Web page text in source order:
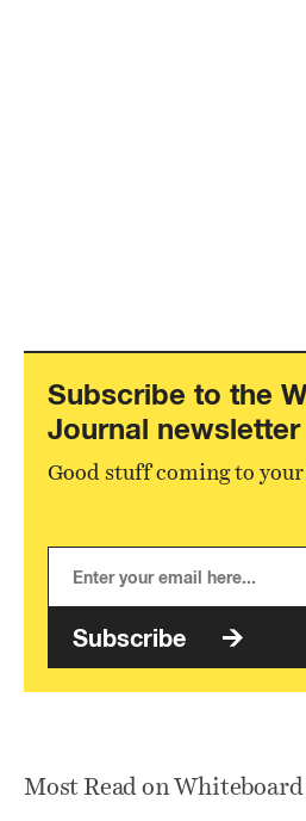
Subscribe to the
Journal newsletter
Good stuff coming to
Subscribe
Most Read on